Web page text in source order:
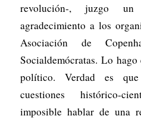
revolución-, juzgo
agradecimiento a los
Asociación de
Socialdemócratas. Lo
político. Verdad es
cuestiones histórico-
imposible hablar de una